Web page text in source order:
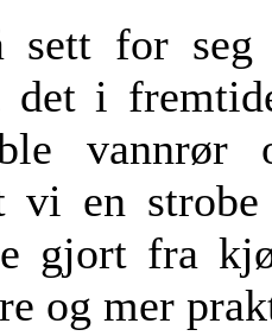
sett for seg
det i
vannrør
vi en
gjort fra
og mer